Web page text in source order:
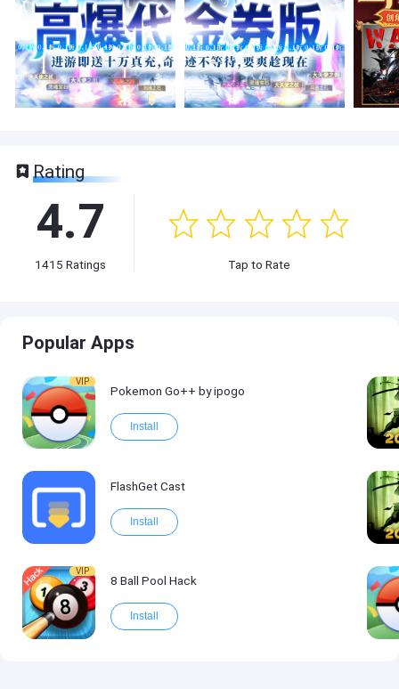
Rating
4.7
1415 Ratings Tap to Rate
Popular Apps
VIP
Pokemon Go++ by ipogo
Install
FlashGet Cast
Install
VIP
8 Ball Pool Hack
Install